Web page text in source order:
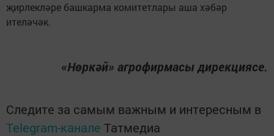
җирлекләре башкарма комитетлары аша хәбәр
ителәчәк.
«Нөркәй» агрофирмасы дирекциясе.
Следите за самым важным и интересным в
Telegram-канале Татмедиа